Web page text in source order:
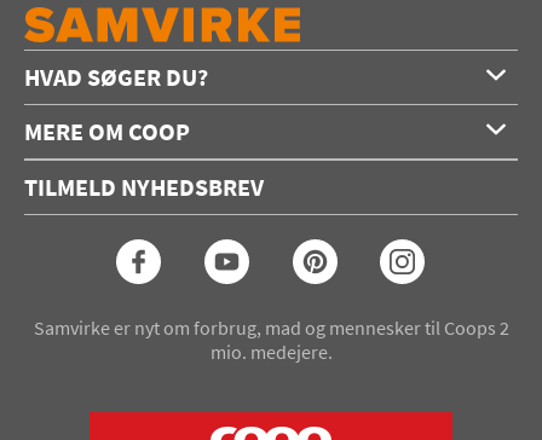
HVAD SØGER DU?
Forside
Opskrifter
Konkurrencer
MERE OM COOP
Annoncering
Coop medlem
TILMELD NYHEDSBREV
Samvirke er nyt om forbrug, mad og mennesker til Coops 2
mio. medejere.